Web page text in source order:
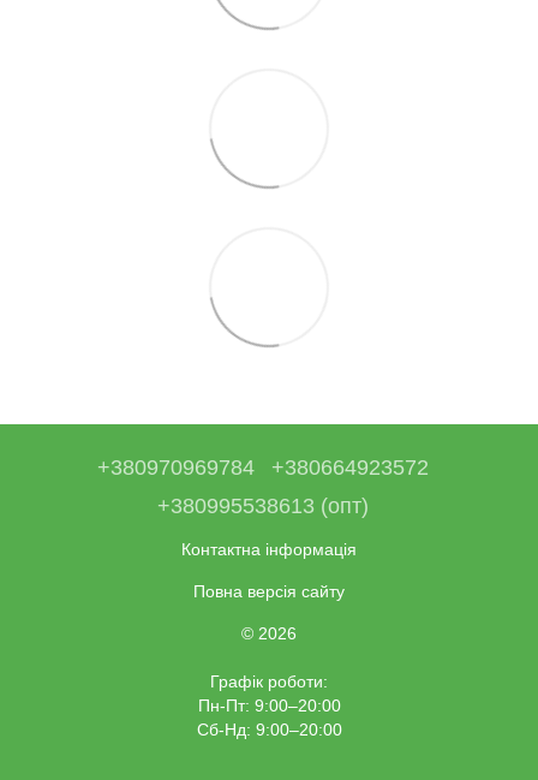
+380970969784
+380664923572
+380995538613 (опт)
Контактна інформація
Повна версія сайту
© 2026
Графік роботи:
Пн-Пт: 9:00–20:00
Сб-Нд: 9:00–20:00